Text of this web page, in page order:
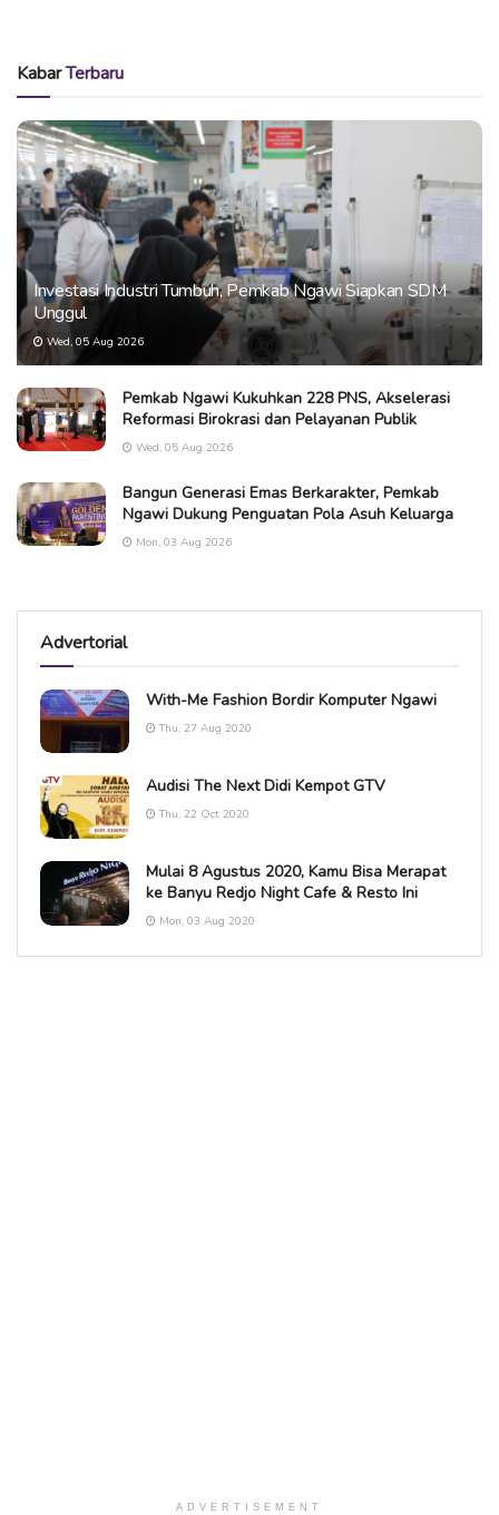
KabarTerbaru
Investasi Industri Tumbuh, Pemkab Ngawi Siapkan SDM
Unggul
Wed, 05 Aug 2026
Pemkab Ngawi Kukuhkan 228 PNS, Akselerasi
Reformasi Birokrasi dan Pelayanan Publik
Wed, 05 Aug 2026
Bangun Generasi Emas Berkarakter, Pemkab
Ngawi Dukung Penguatan Pola Asuh Keluarga
Mon, 03 Aug 2026
Advertorial
With-Me Fashion Bordir Komputer Ngawi
Thu, 27 Aug 2020
Audisi The Next Didi Kempot GTV
Thu, 22 Oct 2020
Mulai 8 Agustus 2020, Kamu Bisa Merapat
ke Banyu Redjo Night Cafe & Resto Ini
Mon, 03 Aug 2020
ADVERTISEMENT